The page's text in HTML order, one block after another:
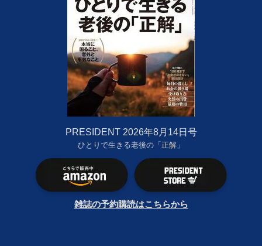
PRESIDENT 2026年8月14日号
ひとりで生きる老後の「正解」
雑誌の予約購読はこちらから